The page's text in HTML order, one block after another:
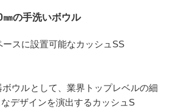
コラム
設計士インタビュー
の手洗いボウル
スに設置可能なカッシュSS
ウルとして、業界トップレベルの細
デザインを演出するカッシュS